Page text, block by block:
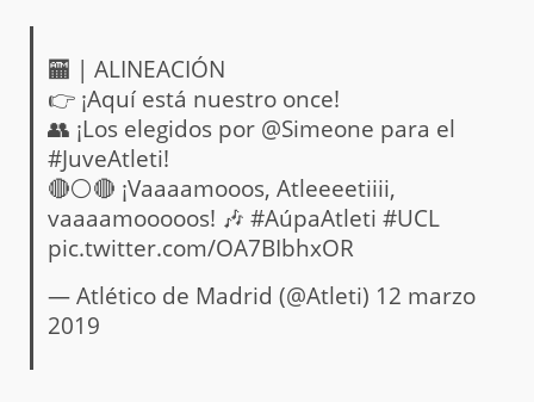
🏧 | ALINEACIÓN
👉 ¡Aquí está nuestro once!
👥 ¡Los elegidos por @Simeone para el
#JuveAtleti!
🔴⚪🔴 ¡Vaaaamooos, Atleeeetiiii,
vaaaamooooos! 🎶 #AúpaAtleti #UCL
pic.twitter.com/OA7BIbhxOR
— Atlético de Madrid (@Atleti) 12 marzo
2019